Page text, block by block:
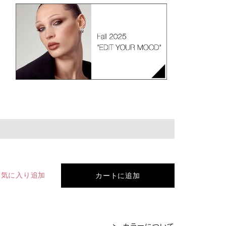
に入り追加 カートに追加